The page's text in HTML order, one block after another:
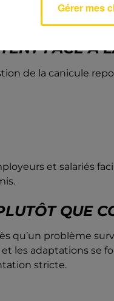
FACE À
de la canicule
et salariés
QUE
qu’un problème
les adaptations se
stricte.
Gérer mes